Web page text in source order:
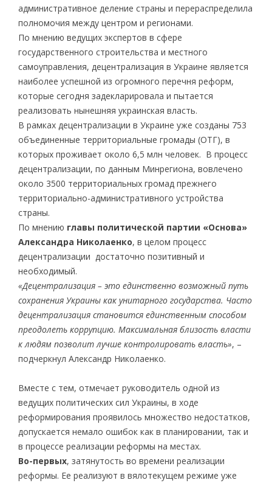
административное деление страны и перераспределила
полномочия между центром и регионами.
По мнению ведущих экспертов в сфере
государственного строительства и местного
самоуправления, децентрализация в Украине является
наиболее успешной из огромного перечня реформ,
которые сегодня задекларировала и пытается
реализовать нынешняя украинская власть.
В рамках децентрализации в Украине уже созданы 753
объединенные территориальные громады (ОТГ), в
которых проживает около 6,5 млн человек. В процесс
децентрализации, по данным Минрегиона, вовлечено
около 3500 территориальных громад прежнего
территориально-административного устройства
страны.
По мнению главы политической партии «Основа»
Александра Николаенко, в целом процесс
децентрализации достаточно позитивный и
необходимый.
«Децентрализация – это единственно возможный путь
сохранения Украины как унитарного государства. Часто
децентрализация становится единственным способом
преодолеть коррупцию. Максимальная близость власти
к людям позволит лучше контролировать власть», –
подчеркнул Александр Николаенко.
Вместе с тем, отмечает руководитель одной из
ведущих политических сил Украины, в ходе
реформирования проявилось множество недостатков,
допускается немало ошибок как в планировании, так и
в процессе реализации реформы на местах.
Во-первых, затянутость во времени реализации
реформы. Ее реализуют в вялотекущем режиме уже